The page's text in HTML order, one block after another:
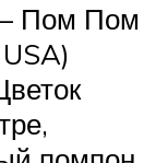
Пом Пом